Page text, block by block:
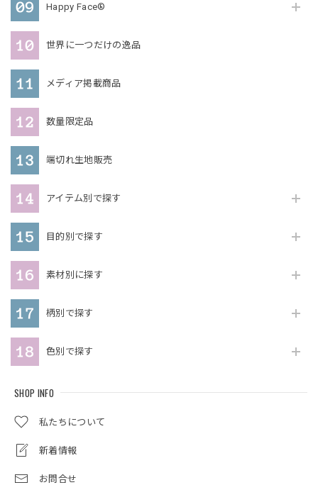
Happy Face®
世界に一つだけの逸品
メディア掲載商品
数量限定品
端切れ生地販売
アイテム別で探す
目的別で探す
素材別に探す
柄別で探す
色別で探す
SHOP INFO
私たちについて
新着情報
お問合せ